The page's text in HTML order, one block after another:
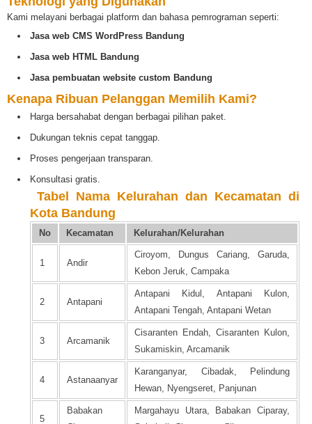
Kami melayani berbagai platform dan bahasa pemrograman seperti:
Jasa web CMS WordPress Bandung
Jasa web HTML Bandung
Jasa pembuatan website custom Bandung
Kenapa Ribuan Pelanggan Memilih Kami?
Harga bersahabat dengan berbagai pilihan paket.
Dukungan teknis cepat tanggap.
Proses pengerjaan transparan.
Konsultasi gratis.
Tabel Nama Kelurahan dan Kecamatan di
Kota Bandung
No Kecamatan Kelurahan/Kelurahan
1 Andir
Ciroyom, Dungus Cariang, Garuda,
Kebon Jeruk, Campaka
2 Antapani
Antapani Kidul, Antapani Kulon,
Antapani Tengah, Antapani Wetan
3 Arcamanik
Cisaranten Endah, Cisaranten Kulon,
Sukamiskin, Arcamanik
4 Astanaanyar
Karanganyar, Cibadak, Pelindung
Hewan, Nyengseret, Panjunan
5
Babakan
Margahayu Utara, Babakan Ciparay,